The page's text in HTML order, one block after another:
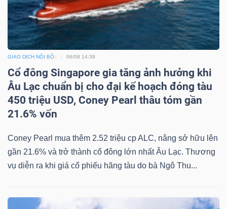
GIAO DỊCH NỘI BỘ 06/08 14:39
Cổ đông Singapore gia tăng ảnh hưởng khi
Âu Lạc chuẩn bị cho đại kế hoạch đóng tàu
450 triệu USD, Coney Pearl thâu tóm gần
21.6% vốn
Coney Pearl mua thêm 2.52 triệu cp ALC, nâng sở hữu lên
gần 21.6% và trở thành cổ đông lớn nhất Âu Lạc. Thương
vụ diễn ra khi giá cổ phiếu hãng tàu do bà Ngô Thu...
YẾU
TIÊU
DÙNG
THIẾT
YẾU
SỨC